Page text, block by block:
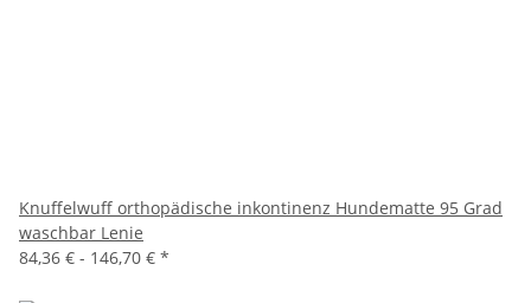
Knuffelwuff orthopädische inkontinenz Hundematte 95 Grad
waschbar Lenie
84,36 € - 146,70 € *